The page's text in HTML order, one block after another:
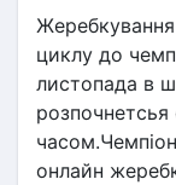
Жеребкування
циклу до
листопада в
розпочнетсья
онлайн